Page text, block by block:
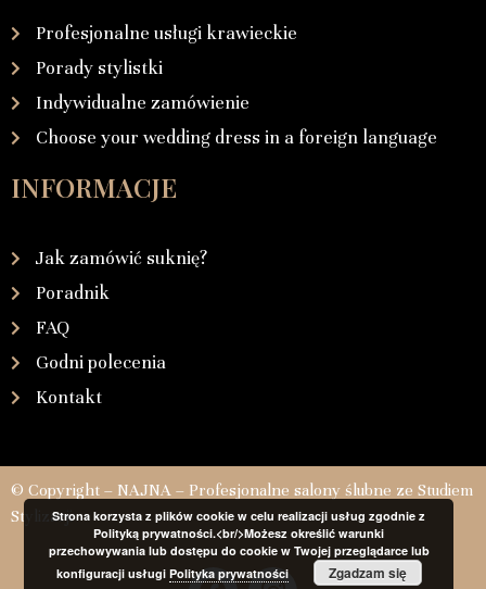
Profesjonalne usługi krawieckie
Porady stylistki
Indywidualne zamówienie
Choose your wedding dress in a foreign language
INFORMACJE
Jak zamówić suknię?
Poradnik
FAQ
Godni polecenia
Kontakt
© Copyright – NAJNA – Profesjonalne salony ślubne ze Studiem
StylizacjiStrona korzysta z plików cookie w celu realizacji usług zgodnie z
Polityką prywatności.<br/>Możesz określić warunki
przechowywania lub dostępu do cookie w Twojej przeglądarce lub
konfiguracji usługi Polityka prywatności Zgadzam się